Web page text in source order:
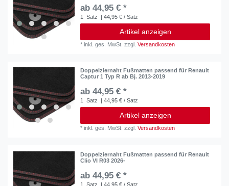
ab 44,95 € *
1 Satz | 44,95 € / Satz
Artikel anzeigen
*inkl. ges. MwSt. zzgl.Versandkosten
Doppelziernaht Fußmatten passend für Renault
Captur 1 Typ R ab Bj. 2013-2019
ab 44,95 € *
1 Satz | 44,95 € / Satz
Artikel anzeigen
*inkl. ges. MwSt. zzgl.Versandkosten
Doppelziernaht Fußmatten passend für Renault
Clio VI R03 2026-
ab 44,95 € *
1 Satz | 44,95 € / Satz